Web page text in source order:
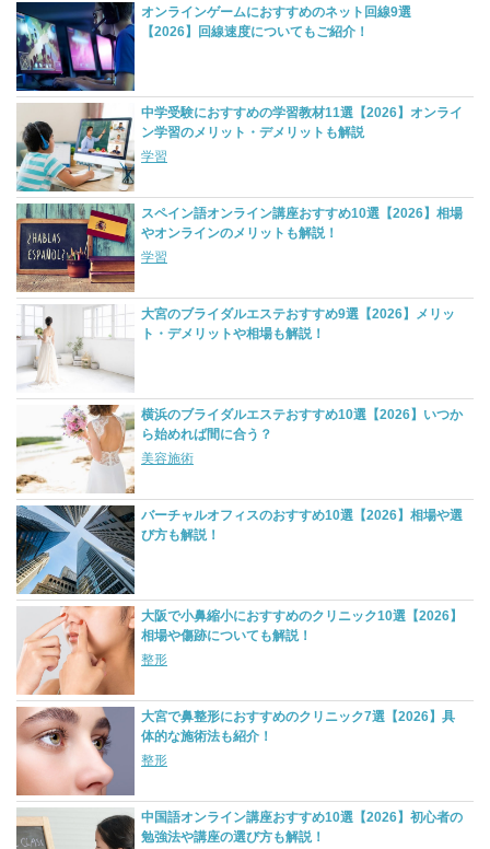
オンラインゲームにおすすめのネット回線9選
【2026】回線速度についてもご紹介！
中学受験におすすめの学習教材11選【2026】オンライ
ン学習のメリット・デメリットも解説
学習
スペイン語オンライン講座おすすめ10選【2026】相場
やオンラインのメリットも解説！
学習
大宮のブライダルエステおすすめ9選【2026】メリッ
ト・デメリットや相場も解説！
横浜のブライダルエステおすすめ10選【2026】いつか
ら始めれば間に合う？
美容施術
バーチャルオフィスのおすすめ10選【2026】相場や選
び方も解説！
大阪で小鼻縮小におすすめのクリニック10選【2026】
相場や傷跡についても解説！
整形
大宮で鼻整形におすすめのクリニック7選【2026】具
体的な施術法も紹介！
整形
中国語オンライン講座おすすめ10選【2026】初心者の
勉強法や講座の選び方も解説！